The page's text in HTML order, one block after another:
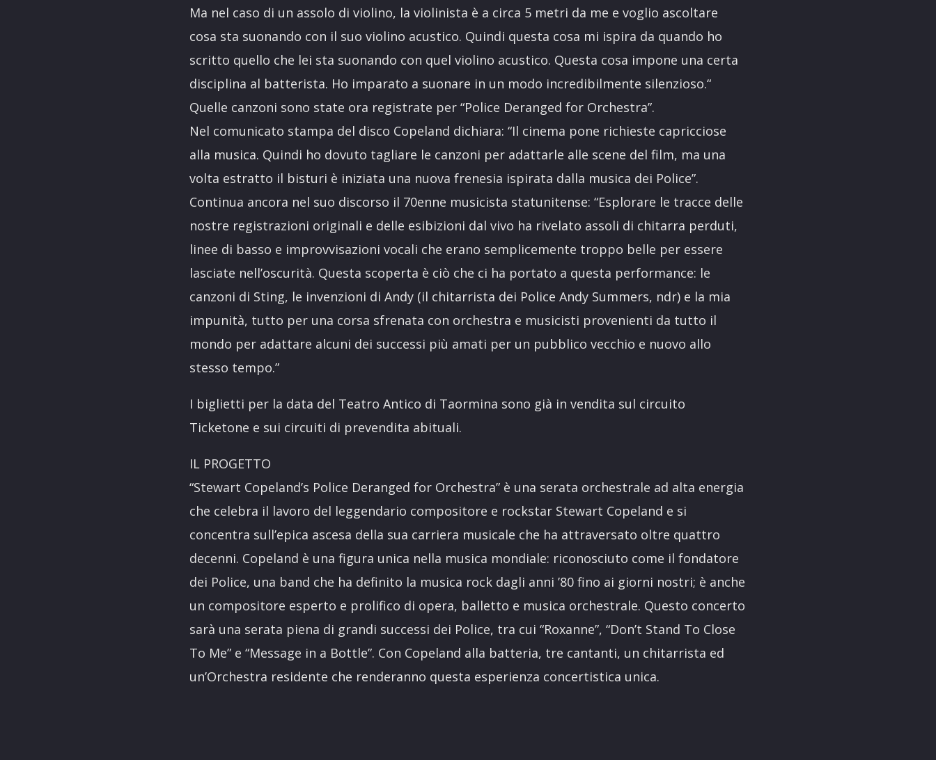
Ma nel caso di un assolo di violino, la violinista è a circa 5 metri da me e voglio ascoltare
cosa sta suonando con il suo violino acustico. Quindi questa cosa mi ispira da quando ho
scritto quello che lei sta suonando con quel violino acustico. Questa cosa impone una certa
disciplina al batterista. Ho imparato a suonare in un modo incredibilmente silenzioso.“
Quelle canzoni sono state ora registrate per “Police Deranged for Orchestra”.
Nel comunicato stampa del disco Copeland dichiara: “Il cinema pone richieste capricciose
alla musica. Quindi ho dovuto tagliare le canzoni per adattarle alle scene del film, ma una
volta estratto il bisturi è iniziata una nuova frenesia ispirata dalla musica dei Police”.
Continua ancora nel suo discorso il 70enne musicista statunitense: “Esplorare le tracce delle
nostre registrazioni originali e delle esibizioni dal vivo ha rivelato assoli di chitarra perduti,
linee di basso e improvvisazioni vocali che erano semplicemente troppo belle per essere
lasciate nell’oscurità. Questa scoperta è ciò che ci ha portato a questa performance: le
canzoni di Sting, le invenzioni di Andy (il chitarrista dei Police Andy Summers, ndr) e la mia
impunità, tutto per una corsa sfrenata con orchestra e musicisti provenienti da tutto il
mondo per adattare alcuni dei successi più amati per un pubblico vecchio e nuovo allo
stesso tempo.”
I biglietti per la data del Teatro Antico di Taormina sono già in vendita sul circuito
Ticketone e sui circuiti di prevendita abituali.
IL PROGETTO
“Stewart Copeland’s Police Deranged for Orchestra” è una serata orchestrale ad alta energia
che celebra il lavoro del leggendario compositore e rockstar Stewart Copeland e si
concentra sull’epica ascesa della sua carriera musicale che ha attraversato oltre quattro
decenni. Copeland è una figura unica nella musica mondiale: riconosciuto come il fondatore
dei Police, una band che ha definito la musica rock dagli anni ’80 fino ai giorni nostri; è anche
un compositore esperto e prolifico di opera, balletto e musica orchestrale. Questo concerto
sarà una serata piena di grandi successi dei Police, tra cui “Roxanne”, “Don’t Stand To Close
To Me” e “Message in a Bottle”. Con Copeland alla batteria, tre cantanti, un chitarrista ed
un’Orchestra residente che renderanno questa esperienza concertistica unica.